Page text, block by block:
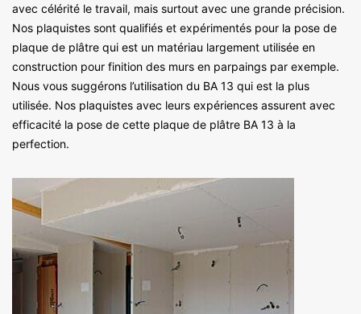
avec célérité le travail, mais surtout avec une grande précision.
Nos plaquistes sont qualifiés et expérimentés pour la pose de
plaque de plâtre qui est un matériau largement utilisée en
construction pour finition des murs en parpaings par exemple.
Nous vous suggérons l’utilisation du BA 13 qui est la plus
utilisée. Nos plaquistes avec leurs expériences assurent avec
efficacité la pose de cette plaque de plâtre BA 13 à la
perfection.